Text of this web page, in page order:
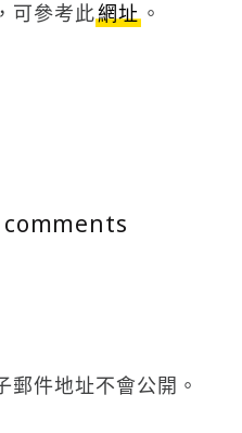
可參考此網址 。
郵件地址不會公開。